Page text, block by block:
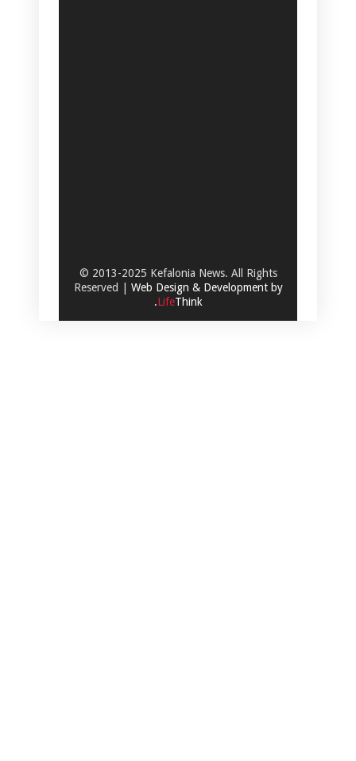
© 2013-2025 Kefalonia News. All Rights
Reserved | Web Design & Development by
.LifeThink